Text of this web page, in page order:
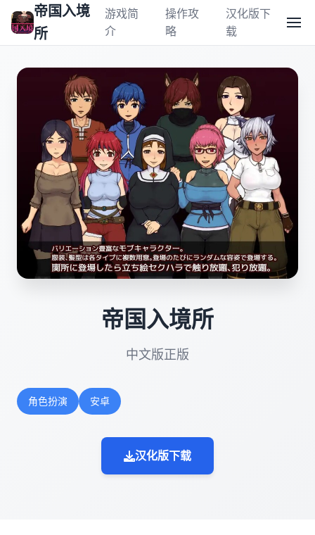
帝国入境
所
游戏简
介
操作攻
略
汉化版下
载
帝国入境所
中文版正版
角色扮演 安卓
汉化版下载